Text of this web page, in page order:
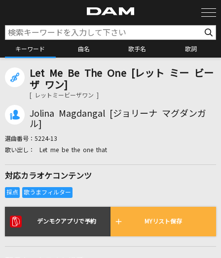
キーワード 曲名 歌手名 歌詞
カラオケ検索
カラオケ店舗検索
全国りれき
もってけ!セーラーふく
泉こなた・柊かがみ・柊つかさ・高良みゆき(平野綾・加藤英美里・福原
Let Me Be The One [レット ミー ビー
ザ ワン]
[ レットミービーザワン ]
Jolina Magdangal [ジョリーナ マグダンガ
ル]
選曲番号： 5224-13
Let me be the one that
対応カラオケコンテンツ
デンモクアプリで予約 MYリスト保存